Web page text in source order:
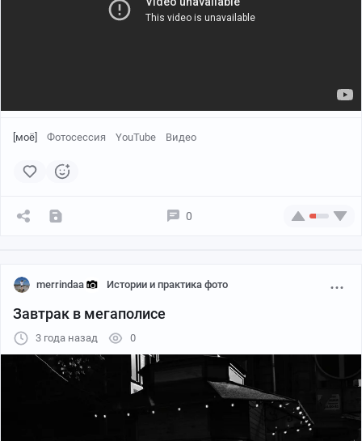
[моё] Фотосессия YouTube Видео
0
merrindaa Истории и практика фото
Завтрак в мегаполисе
3 года назад 0